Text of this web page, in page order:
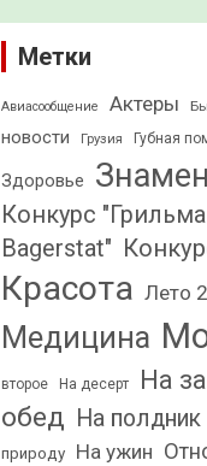
Метки
Авиасообщение Актеры
новости
Грузия Губная
Здоровье
Конкурс
Bagerstat"
Красота Лето
Медицина
второе На десерт На
обед На полдник
природу
На ужин